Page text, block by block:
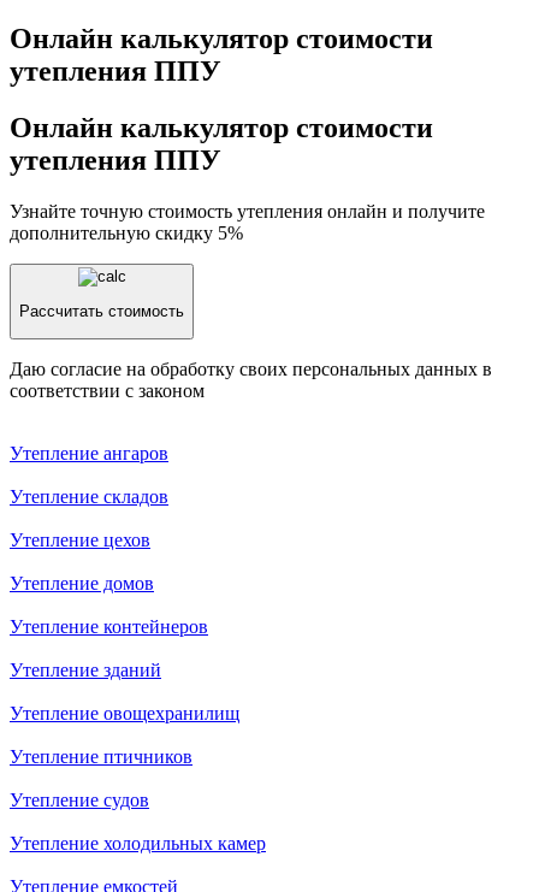
Онлайн калькулятор стоимости
утепления ППУ
Онлайн калькулятор стоимости
утепления ППУ
Узнайте точную стоимость утепления онлайн и получите
дополнительную скидку 5%
Рассчитать стоимость
Даю согласие на обработку своих персональных данных в
соответствии с законом
Утепление aнгаров
Утепление складов
Утепление цехов
Утепление домов
Утепление контейнеров
Утепление зданий
Утепление овощехранилищ
Утепление птичников
Утепление судов
Утепление холодильных камер
Утепление емкостей